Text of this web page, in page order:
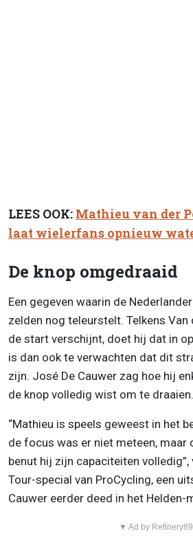
LEES OOK: Mathieu van der
laat wielerfans opnieuw
De knop omgedraaid
Een gegeven waarin de
zelden nog teleurstelt. Telkens Van
de start verschijnt, doet hij dat in
is dan ook te verwachten dat dit
zijn. José De Cauwer zag hoe hij
de knop volledig wist om te draaien.
“Mathieu is speels geweest in het
de focus was er niet meteen, maar
benut hij zijn capaciteiten volledig”,
Tour-special van ProCycling, een
Cauwer eerder deed in het Helden-
▼ Ad by Refinery89